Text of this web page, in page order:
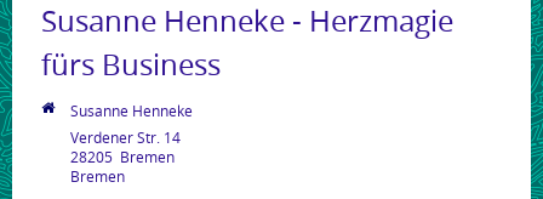
Susanne Henneke - Herzmagie
fürs Business
Susanne Henneke
Verdener Str. 14
28205 Bremen
Bremen